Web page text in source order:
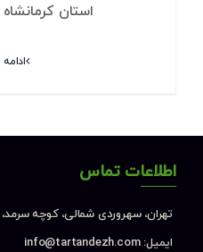
استان
اطلاعات تماس
تهران، سهروردی شمالی، کوچه سرمد،
ایمیل: info@tartandezh.com